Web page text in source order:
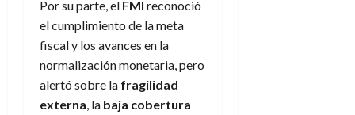
Por su parte, el FMI reconoció
el cumplimiento de la meta
fiscal y los avances en la
normalización monetaria, pero
alertó sobre la fragilidad
externa , la baja cobertura